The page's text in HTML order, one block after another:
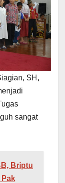
SH,
sangat
Briptu
Pak